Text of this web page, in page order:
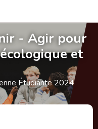
- Agir pour
et
Étudiante 2024